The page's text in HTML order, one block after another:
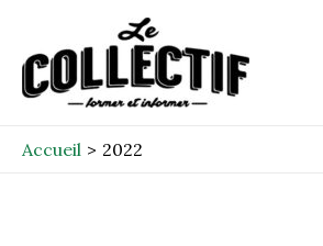
contenu
Accueil 2022
pagination